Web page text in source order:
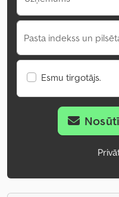
Pasta indekss un
Esmu tirgotājs.